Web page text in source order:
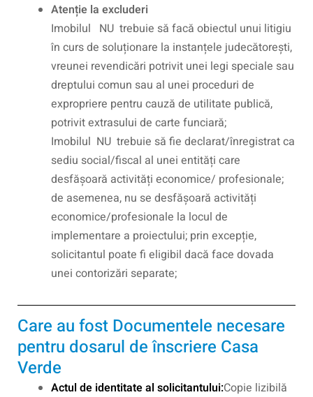
Atenție la excluderi
Imobilul NU trebuie să facă obiectul unui litigiu
în curs de soluționare la instanțele judecătorești,
vreunei revendicări potrivit unei legi speciale sau
dreptului comun sau al unei proceduri de
expropriere pentru cauză de utilitate publică,
potrivit extrasului de carte funciară;
Imobilul NU trebuie să fie declarat/înregistrat ca
sediu social/fiscal al unei entități care
desfășoară activități economice/ profesionale;
de asemenea, nu se desfășoară activități
economice/profesionale la locul de
implementare a proiectului; prin excepție,
solicitantul poate fi eligibil dacă face dovada
unei contorizări separate;
Care au fost Documentele necesare
pentru dosarul de înscriere Casa
Verde
Actul de identitate al solicitantului:Copie lizibilă